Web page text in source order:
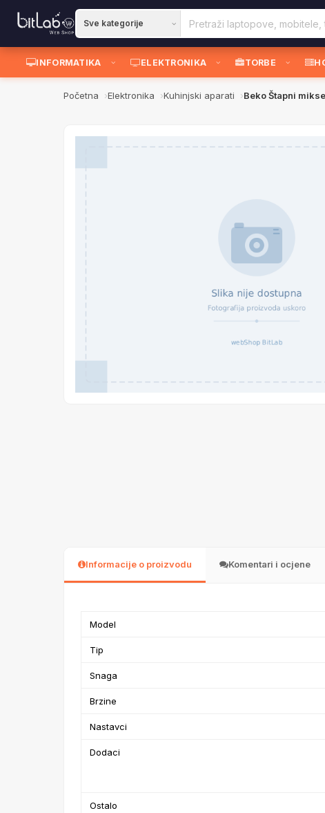
INFORMATIKA ELEKTRONIKA TORBE
Početna Elektronika Kuhinjski aparati Beko Štapni
Informacije o proizvodu Komentari i ocjene
Model
Tip
Snaga
Brzine
Nastavci
Dodaci
Ostalo